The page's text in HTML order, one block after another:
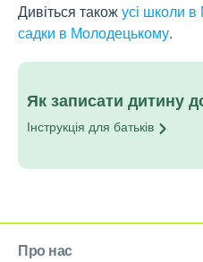
Дивіться такожусі школи
садки в Молодецькому.
Як записати дитину
Інструкція для батьків
Про нас